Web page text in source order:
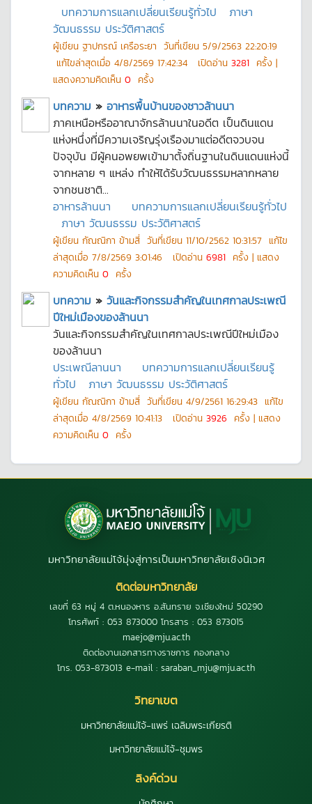
บทความการแลกเปลี่ยนเรียนรู้ทั่วไป
ภาษา
วัฒนธรรม ประวัติศาสตร์
ผู้เขียน ฐาปกรณ์ เครือระยา วันที่เขียน 5/9/2563 22:20:19
แก้ไขล่าสุดเมื่อ 4/8/2569 17:42:34 เปิดอ่าน 3281 ครั้ง |
แสดงความคิดเห็น 0 ครั้ง
บทความ » อาหารพื้นบ้านของชาวล้านนา
ภาคเหนือหรืออาณาจักรล้านนาในอดีต เป็นดินแดน
แห่งหนึ่งที่มีความเจริญรุ่งเรืองมาแต่อดีตจวบจน
ปัจจุบัน มีผู้คนอพยพเข้ามาตั้งถิ่นฐานในดินแดนแห่งนี้
จากหลาย ๆ แหล่ง ทำให้ได้รับวัฒนธรรมหลากหลาย
จากชนชาติ...
อาหารล้านนา
บทความการแลกเปลี่ยนเรียนรู้ทั่วไป
ภาษา วัฒนธรรม ประวัติศาสตร์
ผู้เขียน กัณณิกา ข้ามสี่ วันที่เขียน 11/10/2562 10:31:57 แก้ไข
ล่าสุดเมื่อ 7/8/2569 3:01:46 เปิดอ่าน 6981 ครั้ง | แสดง
ความคิดเห็น 0 ครั้ง
บทความ » วันและกิจกรรมสำคัญในเทศกาลประเพณี
ปีใหม่เมืองของล้านนา
วันและกิจกรรมสำคัญในเทศกาลประเพณีปีใหม่เมือง
ของล้านนา
ประเพณีลานนา
บทความการแลกเปลี่ยนเรียนรู้
ทั่วไป
ภาษา วัฒนธรรม ประวัติศาสตร์
ผู้เขียน กัณณิกา ข้ามสี่ วันที่เขียน 4/9/2561 16:29:43 แก้ไข
ล่าสุดเมื่อ 4/8/2569 10:41:13 เปิดอ่าน 3926 ครั้ง | แสดง
ความคิดเห็น 0 ครั้ง
มหาวิทยาลัยแม่โจ้มุ่งสู่การเป็นมหาวิทยาลัยเชิงนิเวศ
ติดต่อมหาวิทยาลัย
เลขที่ 63 หมู่ 4 ต.หนองหาร อ.สันทราย จ.เชียงใหม่ 50290
โทรศัพท์ : 053 873000 โทรสาร : 053 873015
maejo@mju.ac.th
ติดต่องานเอกสารทางราชการ กองกลาง
โทร. 053-873013 e-mail : saraban_mju@mju.ac.th
วิทยาเขต
มหาวิทยาลัยแม่โจ้-แพร่ เฉลิมพระเกียรติ
มหาวิทยาลัยแม่โจ้-ชุมพร
ลิงค์ด่วน